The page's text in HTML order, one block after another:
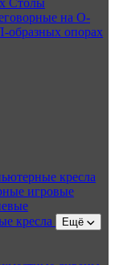
Столы
на О-
образных опорах
кресла
игровые
кресла Ещё